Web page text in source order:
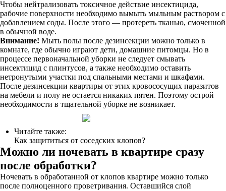
Чтобы нейтрализовать токсичное действие инсектицида,
рабочие поверхности необходимо вымыть мыльным раствором с
добавлением соды. После этого — протереть тканью, смоченной
в обычной воде.
Внимание! Мыть полы после дезинсекции можно только в
комнате, где обычно играют дети, домашние питомцы. Но в
процессе первоначальной уборки не следует смывать
инсектицид с плинтусов, а также необходимо оставить
нетронутыми участки под спальными местами и шкафами.
После дезинсекции квартиры от этих кровососущих паразитов
на мебели и полу не остается никаких пятен. Поэтому острой
необходимости в тщательной уборке не возникает.
Читайте также:
Как защититься от соседских клопов?
Можно ли ночевать в квартире сразу
после обработки?
Ночевать в обработанной от клопов квартире можно только
после полноценного проветривания. Оставшийся слой